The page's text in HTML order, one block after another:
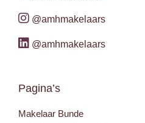
@amhmakelaars
@amhmakelaars
Pagina’s
Makelaar Bunde